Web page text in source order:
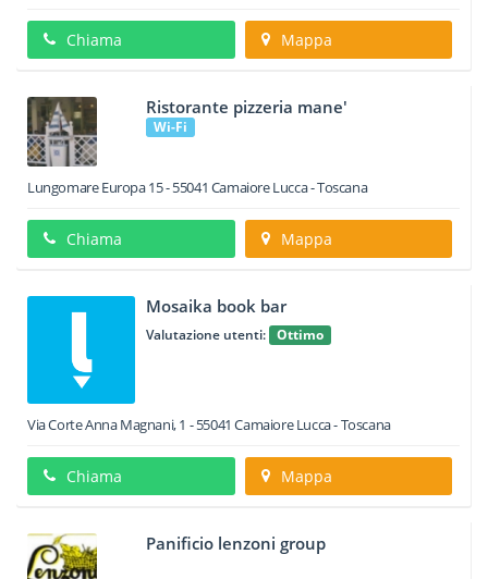
Chiama Mappa
Ristorante pizzeria mane'
Wi-Fi
Lungomare Europa 15-55041 CamaioreLucca -Toscana
Chiama Mappa
Mosaika book bar
Valutazione utenti: Ottimo
Via Corte Anna Magnani, 1 -55041 CamaioreLucca -Toscana
Chiama Mappa
Panificio lenzoni group